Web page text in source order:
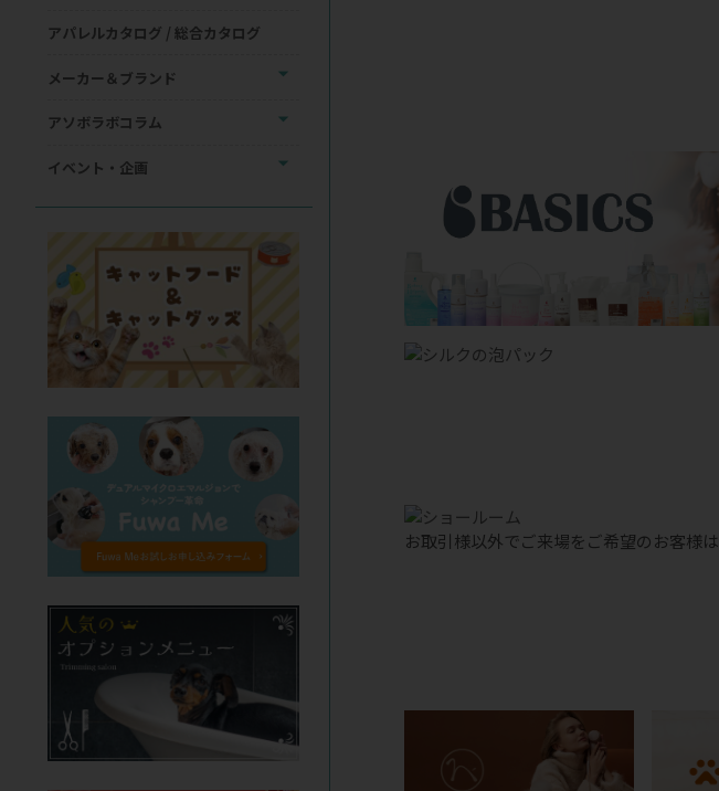
お取引様以外でご来場をご希望のお客様は
アパレルカタログ / 総合カタログ
メーカー＆ブランド
アソボラボコラム
イベント・企画